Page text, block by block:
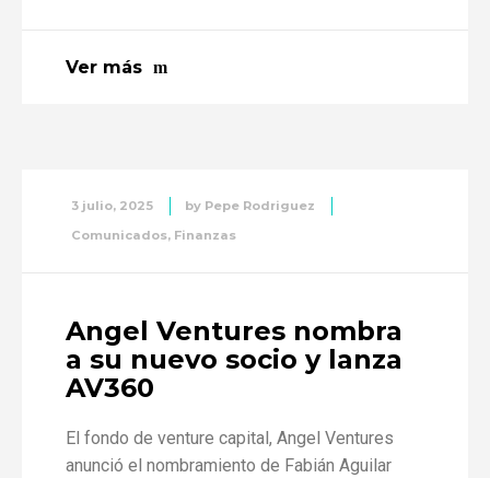
Ver más
3 julio, 2025 by Pepe Rodriguez
Comunicados, Finanzas
Angel Ventures nombra
a su nuevo socio y lanza
AV360
El fondo de venture capital, Angel Ventures
anunció el nombramiento de Fabián Aguilar